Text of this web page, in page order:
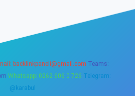
backlinkpaneli@gmail.com Teams:
Whatsapp: 0262 606 0 726 Telegram:
@karabul